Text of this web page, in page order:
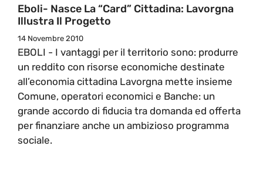
Eboli- Nasce La “card” Cittadina: Lavorgna
Illustra Il Progetto
14 Novembre 2010
EBOLI - I vantaggi per il territorio sono: produrre
un reddito con risorse economiche destinate
all’economia cittadina Lavorgna mette insieme
Comune, operatori economici e Banche: un
grande accordo di fiducia tra domanda ed offerta
per finanziare anche un ambizioso programma
sociale.